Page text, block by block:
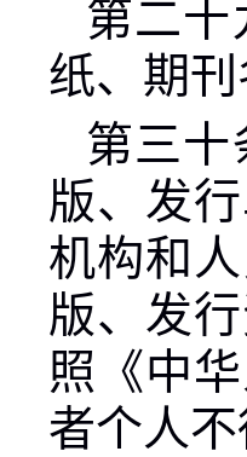
第二
纸、期
第三
版、发
机构和
版、发
照《中
者个人